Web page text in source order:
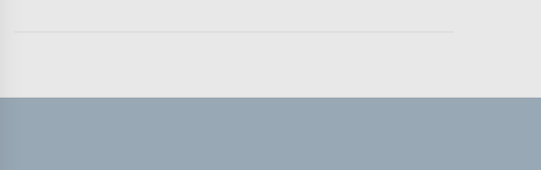
تفسیر قرآن سورہ ‎التوبة‎